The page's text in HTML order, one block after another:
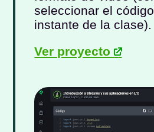
seleccionar el
instante de la clase).
Ver proyecto-